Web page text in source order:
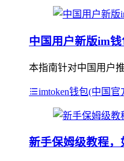
中国用户新版im
本指南针对中国用户
imtoken钱包(中国官
新手保姆级教程，